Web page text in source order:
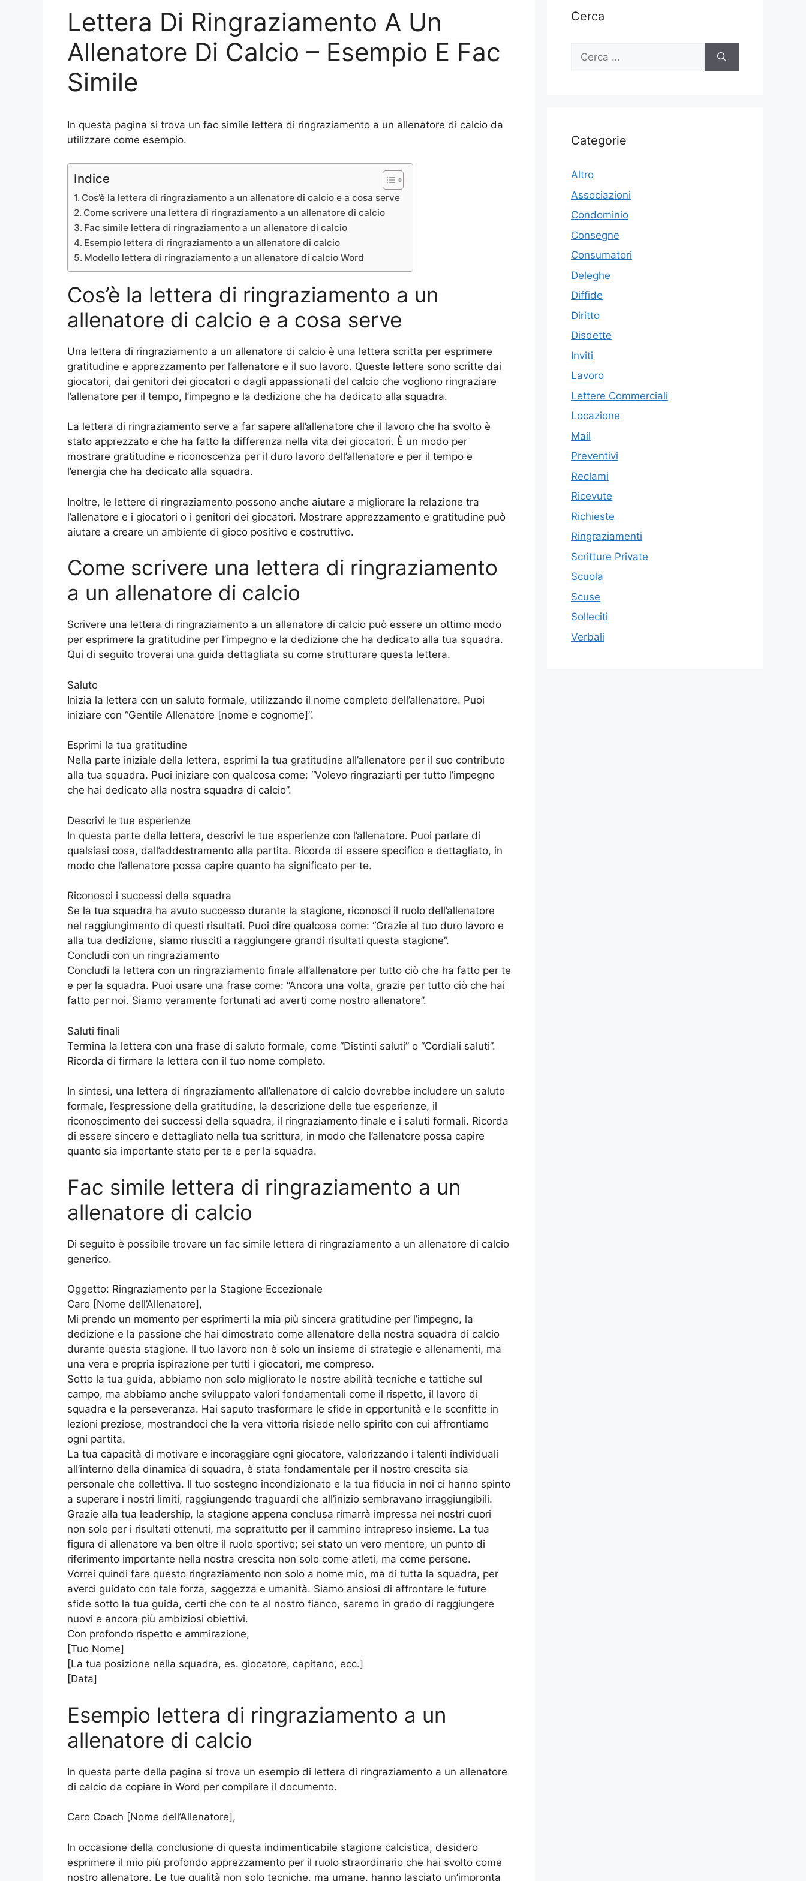
Lettera Di Ringraziamento A Un
Allenatore Di Calcio – Esempio E Fac
Simile
In questa pagina si trova un fac simile lettera di ringraziamento a un allenatore di calcio da
utilizzare come esempio.
Indice
Cos’è la lettera di ringraziamento a un allenatore di calcio e a cosa serve
Come scrivere una lettera di ringraziamento a un allenatore di calcio
Fac simile lettera di ringraziamento a un allenatore di calcio
Esempio lettera di ringraziamento a un allenatore di calcio
Modello lettera di ringraziamento a un allenatore di calcio Word
Cos’è la lettera di ringraziamento a un
allenatore di calcio e a cosa serve
Una lettera di ringraziamento a un allenatore di calcio è una lettera scritta per esprimere
gratitudine e apprezzamento per l’allenatore e il suo lavoro. Queste lettere sono scritte dai
giocatori, dai genitori dei giocatori o dagli appassionati del calcio che vogliono ringraziare
l’allenatore per il tempo, l’impegno e la dedizione che ha dedicato alla squadra.
La lettera di ringraziamento serve a far sapere all’allenatore che il lavoro che ha svolto è
stato apprezzato e che ha fatto la differenza nella vita dei giocatori. È un modo per
mostrare gratitudine e riconoscenza per il duro lavoro dell’allenatore e per il tempo e
l’energia che ha dedicato alla squadra.
Inoltre, le lettere di ringraziamento possono anche aiutare a migliorare la relazione tra
l’allenatore e i giocatori o i genitori dei giocatori. Mostrare apprezzamento e gratitudine può
aiutare a creare un ambiente di gioco positivo e costruttivo.
Come scrivere una lettera di ringraziamento
a un allenatore di calcio
Scrivere una lettera di ringraziamento a un allenatore di calcio può essere un ottimo modo
per esprimere la gratitudine per l’impegno e la dedizione che ha dedicato alla tua squadra.
Qui di seguito troverai una guida dettagliata su come strutturare questa lettera.
Saluto
Inizia la lettera con un saluto formale, utilizzando il nome completo dell’allenatore. Puoi
iniziare con “Gentile Allenatore [nome e cognome]”.
Esprimi la tua gratitudine
Nella parte iniziale della lettera, esprimi la tua gratitudine all’allenatore per il suo contributo
alla tua squadra. Puoi iniziare con qualcosa come: “Volevo ringraziarti per tutto l’impegno
che hai dedicato alla nostra squadra di calcio”.
Descrivi le tue esperienze
In questa parte della lettera, descrivi le tue esperienze con l’allenatore. Puoi parlare di
qualsiasi cosa, dall’addestramento alla partita. Ricorda di essere specifico e dettagliato, in
modo che l’allenatore possa capire quanto ha significato per te.
Riconosci i successi della squadra
Se la tua squadra ha avuto successo durante la stagione, riconosci il ruolo dell’allenatore
nel raggiungimento di questi risultati. Puoi dire qualcosa come: “Grazie al tuo duro lavoro e
alla tua dedizione, siamo riusciti a raggiungere grandi risultati questa stagione”.
Concludi con un ringraziamento
Concludi la lettera con un ringraziamento finale all’allenatore per tutto ciò che ha fatto per te
e per la squadra. Puoi usare una frase come: “Ancora una volta, grazie per tutto ciò che hai
fatto per noi. Siamo veramente fortunati ad averti come nostro allenatore”.
Saluti finali
Termina la lettera con una frase di saluto formale, come “Distinti saluti” o “Cordiali saluti”.
Ricorda di firmare la lettera con il tuo nome completo.
In sintesi, una lettera di ringraziamento all’allenatore di calcio dovrebbe includere un saluto
formale, l’espressione della gratitudine, la descrizione delle tue esperienze, il
riconoscimento dei successi della squadra, il ringraziamento finale e i saluti formali. Ricorda
di essere sincero e dettagliato nella tua scrittura, in modo che l’allenatore possa capire
quanto sia importante stato per te e per la squadra.
Fac simile lettera di ringraziamento a un
allenatore di calcio
Di seguito è possibile trovare un fac simile lettera di ringraziamento a un allenatore di calcio
generico.
Oggetto: Ringraziamento per la Stagione Eccezionale
Caro [Nome dell’Allenatore],
Mi prendo un momento per esprimerti la mia più sincera gratitudine per l’impegno, la
dedizione e la passione che hai dimostrato come allenatore della nostra squadra di calcio
durante questa stagione. Il tuo lavoro non è solo un insieme di strategie e allenamenti, ma
una vera e propria ispirazione per tutti i giocatori, me compreso.
Sotto la tua guida, abbiamo non solo migliorato le nostre abilità tecniche e tattiche sul
campo, ma abbiamo anche sviluppato valori fondamentali come il rispetto, il lavoro di
squadra e la perseveranza. Hai saputo trasformare le sfide in opportunità e le sconfitte in
lezioni preziose, mostrandoci che la vera vittoria risiede nello spirito con cui affrontiamo
ogni partita.
La tua capacità di motivare e incoraggiare ogni giocatore, valorizzando i talenti individuali
all’interno della dinamica di squadra, è stata fondamentale per il nostro crescita sia
personale che collettiva. Il tuo sostegno incondizionato e la tua fiducia in noi ci hanno spinto
a superare i nostri limiti, raggiungendo traguardi che all’inizio sembravano irraggiungibili.
Grazie alla tua leadership, la stagione appena conclusa rimarrà impressa nei nostri cuori
non solo per i risultati ottenuti, ma soprattutto per il cammino intrapreso insieme. La tua
figura di allenatore va ben oltre il ruolo sportivo; sei stato un vero mentore, un punto di
riferimento importante nella nostra crescita non solo come atleti, ma come persone.
Vorrei quindi fare questo ringraziamento non solo a nome mio, ma di tutta la squadra, per
averci guidato con tale forza, saggezza e umanità. Siamo ansiosi di affrontare le future
sfide sotto la tua guida, certi che con te al nostro fianco, saremo in grado di raggiungere
nuovi e ancora più ambiziosi obiettivi.
Con profondo rispetto e ammirazione,
[Tuo Nome]
[La tua posizione nella squadra, es. giocatore, capitano, ecc.]
[Data]
Esempio lettera di ringraziamento a un
allenatore di calcio
In questa parte della pagina si trova un esempio di lettera di ringraziamento a un allenatore
di calcio da copiare in Word per compilare il documento.
Caro Coach [Nome dell’Allenatore],
In occasione della conclusione di questa indimenticabile stagione calcistica, desidero
esprimere il mio più profondo apprezzamento per il ruolo straordinario che hai svolto come
nostro allenatore. Le tue qualità non solo tecniche, ma umane, hanno lasciato un’impronta
Cerca
Ricerca
Categorie
Altro
Associazioni
Condominio
Consegne
Consumatori
Deleghe
Diffide
Diritto
Disdette
Inviti
Lavoro
Lettere Commerciali
Locazione
Mail
Preventivi
Reclami
Ricevute
Richieste
Ringraziamenti
Scritture Private
Scuola
Scuse
Solleciti
Verbali